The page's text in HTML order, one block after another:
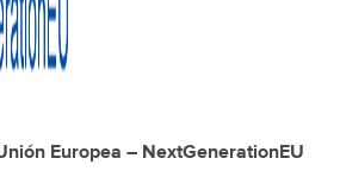
Europea – NextGenerationEU